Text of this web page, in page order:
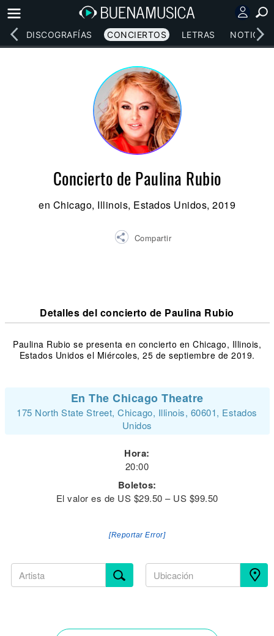
DISCOGRAFÍAS CONCIERTOS LETRAS NOTICIAS
Concierto de Paulina Rubio
en Chicago, Illinois, Estados Unidos, 2019
Compartir
Detalles del concierto de Paulina Rubio
Paulina Rubio se presenta en concierto en Chicago, Illinois,
Estados Unidos el Miércoles, 25 de septiembre de 2019.
En The Chicago Theatre
175 North State Street, Chicago, Illinois, 60601, Estados
Unidos
Hora:
20:00
Boletos:
El valor es de US $29.50 – US $99.50
[Reportar Error]